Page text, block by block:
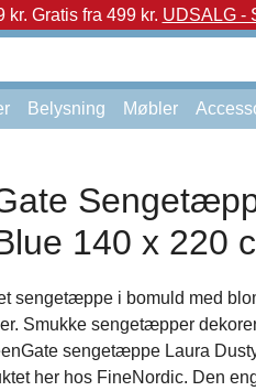
kr. Gratis fra 499 kr. UDSALG -
Belysning Møbler
140 x 220
sengetæppe i bomuld med
Smukke sengetæpper
sengetæppe Laura
her hos FineNordic. Den